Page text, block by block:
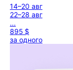
14–20 авг
22–28 авг
...
895 $
за одного